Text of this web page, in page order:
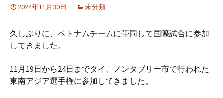
2024年11月30日 未分類
久しぶりに、ベトナムチームに帯同して国際試合に参加
してきました。
11月19日から24日までタイ、ノンタブリー市で行われた
東南アジア選手権に参加してきました。